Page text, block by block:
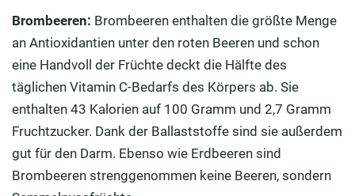
Brombeeren: Brombeeren enthalten die größte Menge
an Antioxidantien unter den roten Beeren und schon
eine Handvoll der Früchte deckt die Hälfte des
täglichen Vitamin C-Bedarfs des Körpers ab. Sie
enthalten 43 Kalorien auf 100 Gramm und 2,7 Gramm
Fruchtzucker. Dank der Ballaststoffe sind sie außerdem
gut für den Darm. Ebenso wie Erdbeeren sind
Brombeeren strenggenommen keine Beeren, sondern